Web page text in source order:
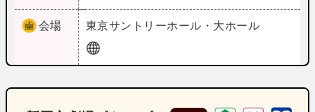
会場 東京サントリーホール・大ホール